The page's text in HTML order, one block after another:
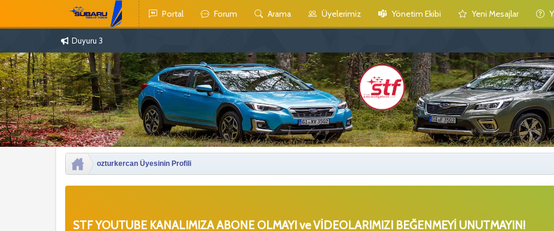
Portal Forum Arama Üyelerimiz Yönetim Ekibi Yeni Mesajlar
Duyuru 3
ozturkercan Üyesinin Profili
STF YOUTUBE KANALIMIZA ABONE OLMAYI ve VİDEOLARIMIZI BEĞENMEYİ UNUTMAYIN!